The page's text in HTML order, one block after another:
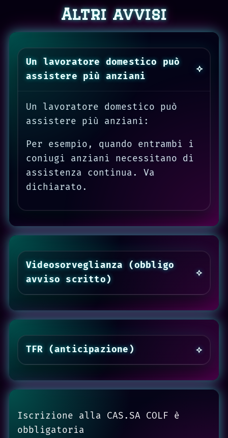
Altri avvisi
Un lavoratore domestico può
assistere più anziani
Un lavoratore domestico può
assistere più anziani:
Per esempio, quando entrambi i
coniugi anziani necessitano di
assistenza continua. Va
dichiarato.
Videosorveglianza (obbligo
avviso scritto)
TFR (anticipazione)
Iscrizione alla CAS.SA COLF è
obbligatoria